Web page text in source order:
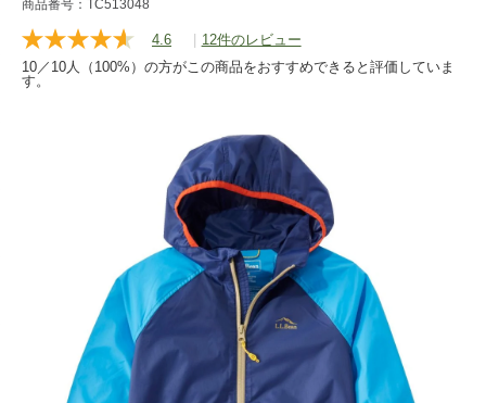
https://www.llbean.co.jp/kids/kids-
outer/wind-
rain/g/P125170.html
商品番号：TC513048
4.6
レ
ビ
む.
同
じ
ー
ジ
の
リ
ン
| 12件のレビュー
10／10人（100%）の方がこの商品をおすすめできると評価していま
す。